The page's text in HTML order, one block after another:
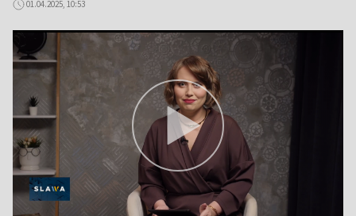
01.04.2025, 10:53